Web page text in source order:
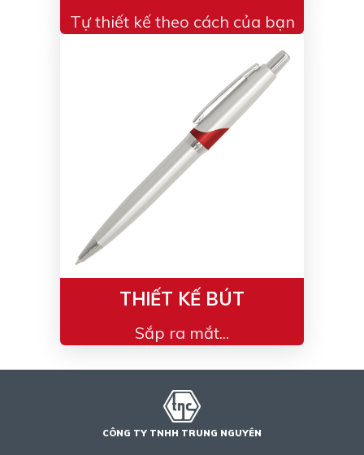
Tự thiết kế theo cách của bạn
THIẾT KẾ BÚT
Sắp ra mắt...
CÔNG TY TNHH TRUNG NGUYÊN